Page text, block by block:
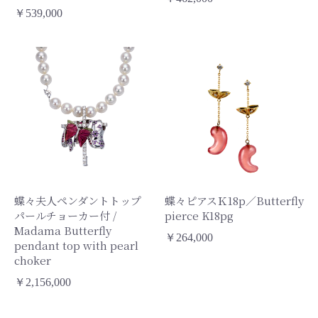
￥539,000
蝶々夫人ペンダントトップ
パールチョーカー付 /
Madama Butterfly
pendant top with pearl
choker
￥2,156,000
蝶々ピアスＫ18p／Butterfly
pierce K18pg
￥264,000